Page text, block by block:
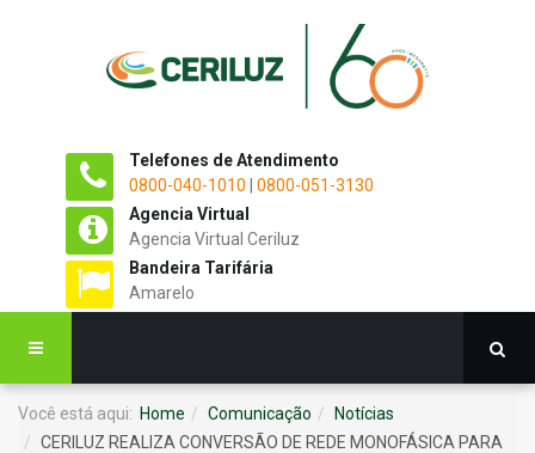
Telefones de Atendimento
0800-040-1010
0800-051-3130
Agencia Virtual
Agencia Virtual Ceriluz
Bandeira Tarifária
Amarelo
Você está aqui: Home Comunicação
Notícias
CERILUZ REALIZA CONVERSÃO DE REDE MONOFÁSICA PARA